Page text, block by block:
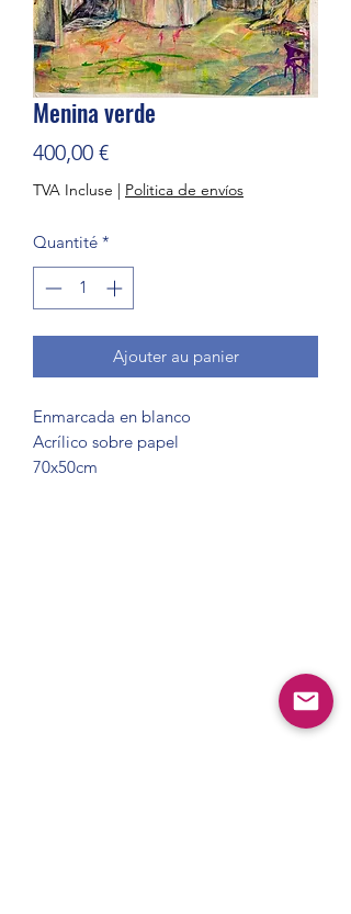
Menina verde
400,00 €Prix
TVA Incluse | Politica de envíos
Quantité *
Ajouter au panier
Enmarcada en blanco
Acrílico sobre papel
70x50cm